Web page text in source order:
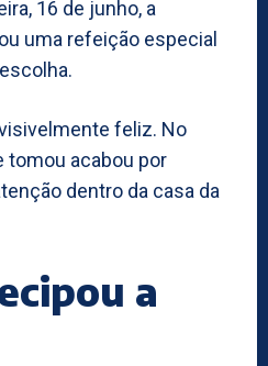
16 de junho, a
uma refeição especial
feliz. No
tomou acabou por
dentro da casa da
a